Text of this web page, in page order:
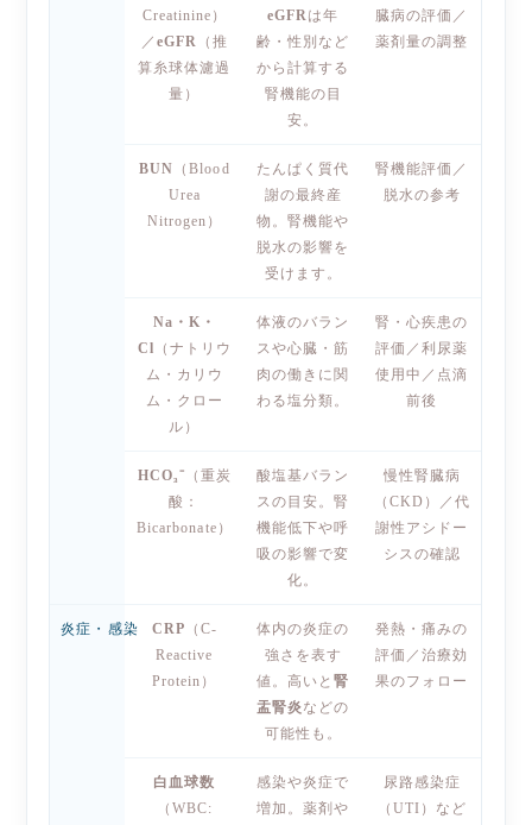
Creatinine）
／ eGFR （推
算糸球体濾過
量）
eGFRは年
齢・性別など
から計算する
腎機能の目
安。
臓病の評価／
薬剤量の調整
BUN （Blood
Urea
Nitrogen）
たんぱく質代
謝の最終産
物。腎機能や
脱水の影響を
受けます。
腎機能評価／
脱水の参考
Na・K・
Cl （ナトリウ
ム・カリウ
ム・クロー
ル）
体液のバラン
スや心臓・筋
肉の働きに関
わる塩分類。
腎・心疾患の
評価／利尿薬
使用中／点滴
前後
HCO₃⁻ （重炭
酸：
Bicarbonate）
酸塩基バラン
スの目安。腎
機能低下や呼
吸の影響で変
化。
慢性腎臓病
（CKD）／代
謝性アシドー
シスの確認
炎症・感染 CRP （C-
Reactive
Protein）
体内の炎症の
強さを表す
値。高いと腎
盂腎炎などの
可能性も。
発熱・痛みの
評価／治療効
果のフォロー
白血球数
（WBC:
感染や炎症で
増加。薬剤や
尿路感染症
（UTI）など